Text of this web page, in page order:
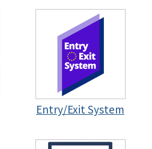
Entry/Exit System